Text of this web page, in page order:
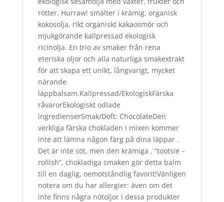
rötter. Hurraw! smälter i krämig, organisk
kokosolja, rikt organiskt kakaosmör och
mjukgörande kallpressad ekologisk
ricinolja. En trio av smaker från rena
eteriska oljor och alla naturliga smakextrakt
för att skapa ett unikt, långvarigt, mycket
närande
läppbalsam.Kallpressad/EkologiskFärska
råvarorEkologiskt odlade
ingredienserSmak/Doft: ChocolateDen
verkliga färska chokladen i mixen kommer
inte att lämna någon färg på dina läppar .
Det är inte söt, men den krämiga , ”tootsie –
rollish”, chokladiga smaken gör detta balm
till en daglig, oemotståndlig favorit!Vänligen
notera om du har allergier: även om det
inte finns några nötoljor i dessa produkter